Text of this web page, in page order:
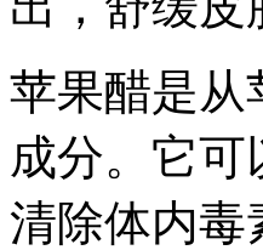
苹果醋是从
成分。它
清除体内毒